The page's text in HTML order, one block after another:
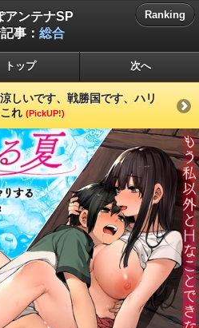
アンテナSP
事： 総合
Ranking
トップ 次へ
しいです、戦勝国です、ハリ
れ (PickUP!)